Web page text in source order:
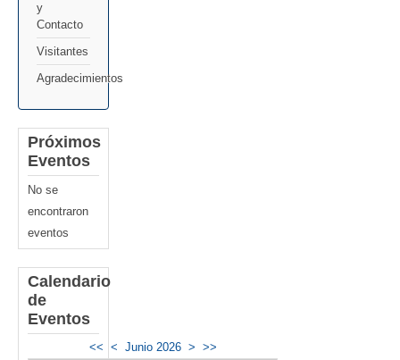
y
Contacto
Visitantes
Agradecimientos
Próximos
Eventos
No se
encontraron
eventos
Calendario
de
Eventos
<< < Junio 2026 > >>